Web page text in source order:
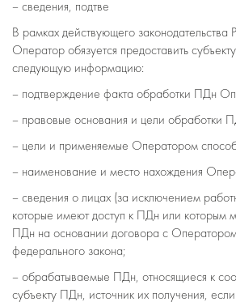
– сведения, подтве
В рамках действующего
Оператор обязуется предоставить
следующую информацию:
– подтверждение факта обработки ПДн
– правовые основания и цели обработки
– цели и применяемые Оператором
– наименование и место нахождения
– сведения о лицах (за исключением
которые имеют доступ к ПДн или которым
ПДн на основании договора с
федерального закона;
– обрабатываемые ПДн, относящиеся к
субъекту ПДн, источник их получения,